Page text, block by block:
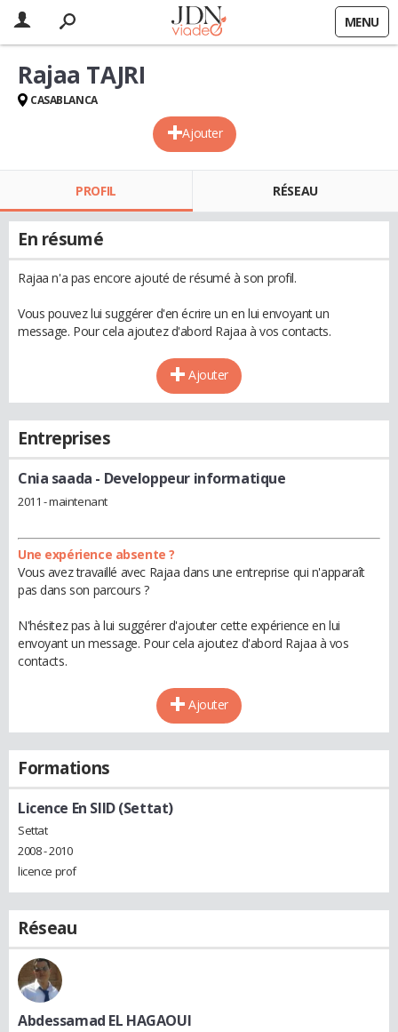
MENU
Ajouter
Rajaa TAJRI
CASABLANCA
PROFIL RÉSEAU
En résumé
Rajaa n'a pas encore ajouté de résumé à son profil.
Vous pouvez lui suggérer d'en écrire un en lui envoyant un
message. Pour cela ajoutez d'abord Rajaa à vos contacts.
Ajouter
Entreprises
Cnia saada - Developpeur informatique
2011 - maintenant
Une expérience absente ?
Vous avez travaillé avec Rajaa dans une entreprise qui n'apparaît
pas dans son parcours ?
N'hésitez pas à lui suggérer d'ajouter cette expérience en lui
envoyant un message. Pour cela ajoutez d'abord Rajaa à vos
contacts.
Ajouter
Formations
Licence En SIID (Settat)
Settat
2008 - 2010
licence prof
Réseau
Abdessamad EL HAGAOUI